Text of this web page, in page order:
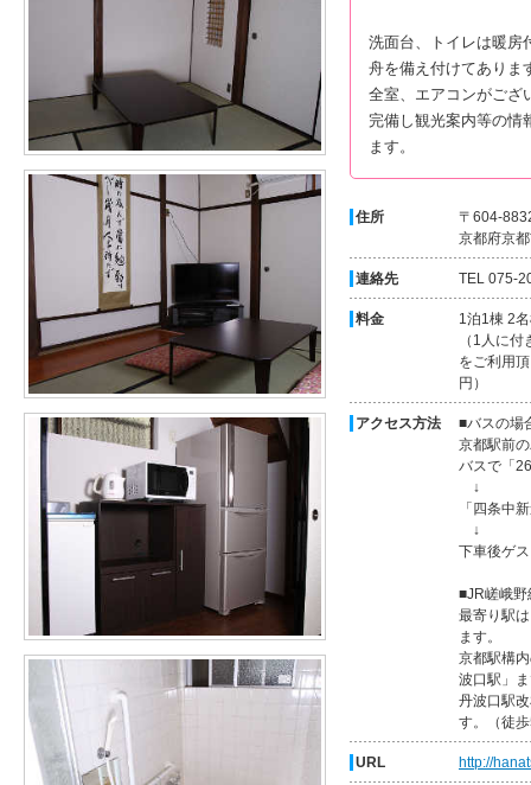
洗面台、トイレは暖房
舟を備え付けてありま
全室、エアコンがござ
完備し観光案内等の情
ます。
住所
〒604-
京都府京
連絡先 TEL 075-
料金
1泊1棟 2
（1人に
をご利用
円）
アクセス方法
■バスの場
京都駅前
バスで「
↓
「四条中
↓
下車後ゲ
■JR嵯峨野
最寄り駅
ます。
京都駅構
波口駅」
丹波口駅
す。（徒
URL http://